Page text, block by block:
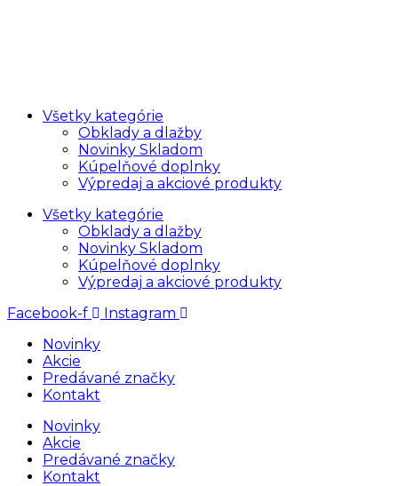
Všetky kategórie
Obklady a dlažby
Novinky Skladom
Kúpelňové doplnky
Výpredaj a akciové produkty
Všetky kategórie
Obklady a dlažby
Novinky Skladom
Kúpelňové doplnky
Výpredaj a akciové produkty
Facebook-f
Instagram
Novinky
Akcie
Predávané značky
Kontakt
Novinky
Akcie
Predávané značky
Kontakt